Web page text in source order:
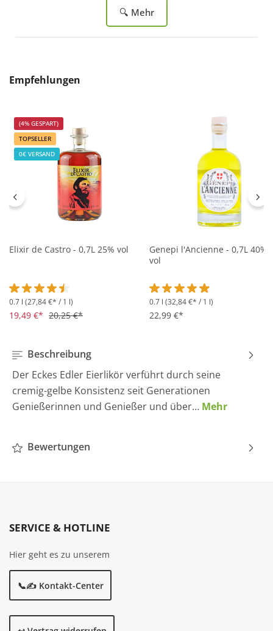
🔍 Mehr
Produktgalerie überspringen
Empfehlungen
(4% GESPART)
TOPSELLER
0€ VERSAND
Elixir de Castro - 0,7L 25% vol
Durchschnittliche Bewertung von 4.5 von 5 Sternen
0.7 l (27,84 €* / 1 l)
19,49 €* 20,25 €*
Genepi l'Ancienne - 0,7L 40%
vol
Durchschnittliche
0.7 l (32,84 €* / 1 l)
22,99 €*
Beschreibung
Der Eckes Edler Eierlikör verführt durch seine
cremig-gelbe Konsistenz seit Generationen
Genießerinnen und Genießer und über… Mehr
Bewertungen
SERVICE & HOTLINE
Hier geht es zu unserem
📞✍️ Kontakt-Center